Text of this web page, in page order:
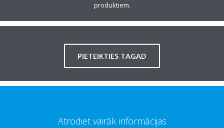
produktiem.
PIETEIKTIES TAGAD
Atrodiet vairāk informācijas